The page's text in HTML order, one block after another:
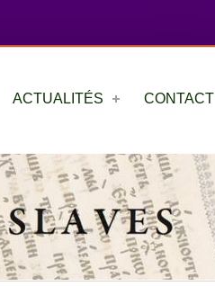
ACTUALITÉS CONTACT